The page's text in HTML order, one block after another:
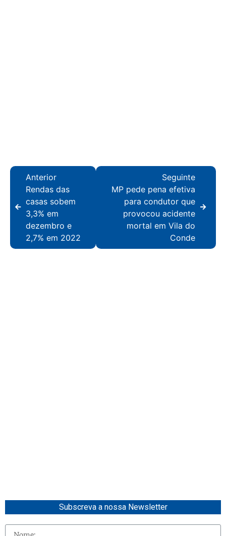
Anterior
Rendas das
casas sobem
3,3% em
dezembro e
2,7% em 2022
Seguinte
MP pede pena efetiva
para condutor que
provocou acidente
mortal em Vila do
Conde
Subscreva a nossa Newsletter